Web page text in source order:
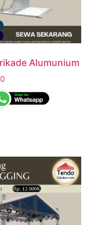
Alumunium